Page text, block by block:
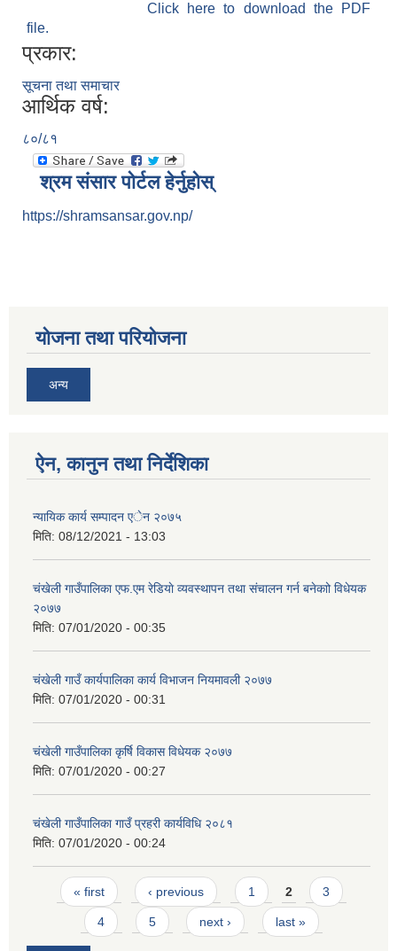
Click here to download the PDF
file.
प्रकार:
सूचना तथा समाचार
आर्थिक वर्ष:
८०/८१
श्रम संसार पोर्टल हेर्नुहोस्
https://shramsansar.gov.np/
योजना तथा परियोजना
अन्य
ऐन, कानुन तथा निर्देशिका
न्यायिक कार्य सम्पादन एेन २०७५
मिति: 08/12/2021 - 13:03
चंखेली गाउँपालिका एफ.एम रेडियाे व्यवस्थापन तथा संचालन गर्न बनेकाो विधेयक
२०७७
मिति: 07/01/2020 - 00:35
च‌ंखेली गाउँ कार्यपालिका कार्य विभाजन नियमावली २०७७
मिति: 07/01/2020 - 00:31
चंखेली गाउँपालिका कृर्षि विकास विधेयक २०७७
मिति: 07/01/2020 - 00:27
चंखेली गाउँपालिका गाउँ प्रहरी कार्यविधि २०८१
मिति: 07/01/2020 - 00:24
Pages
« first ‹ previous 1 2 3
4 5 next › last »